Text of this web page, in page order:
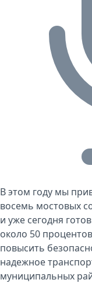
В этом году мы
восемь мостовых
и уже сегодня
около 50
повысить
надежное
муниципальных